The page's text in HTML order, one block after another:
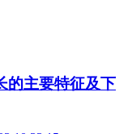
的主要特征及下